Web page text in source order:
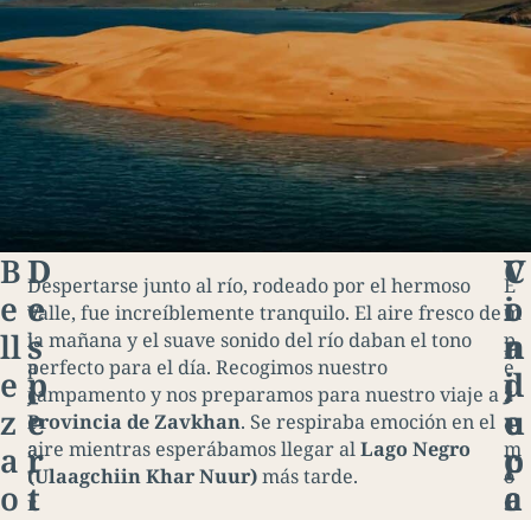
B
e
ll
e
z
a
o
V
i
a
j
e
a
t
r
D
e
s
p
e
r
t
Despertarse junto al río, rodeado por el hermoso
valle, fue increíblemente tranquilo. El aire fresco de
la mañana y el suave sonido del río daban el tono
perfecto para el día. Recogimos nuestro
campamento y nos preparamos para nuestro viaje a
Provincia de Zavkhan. Se respiraba emoción en el
aire mientras esperábamos llegar alLago Negro
(Ulaagchiin Khar Nuur)más tarde.
C
o
n
d
u
c
c
E
m
p
e
z
a
m
o
s
V
i
a
j
e
p
a